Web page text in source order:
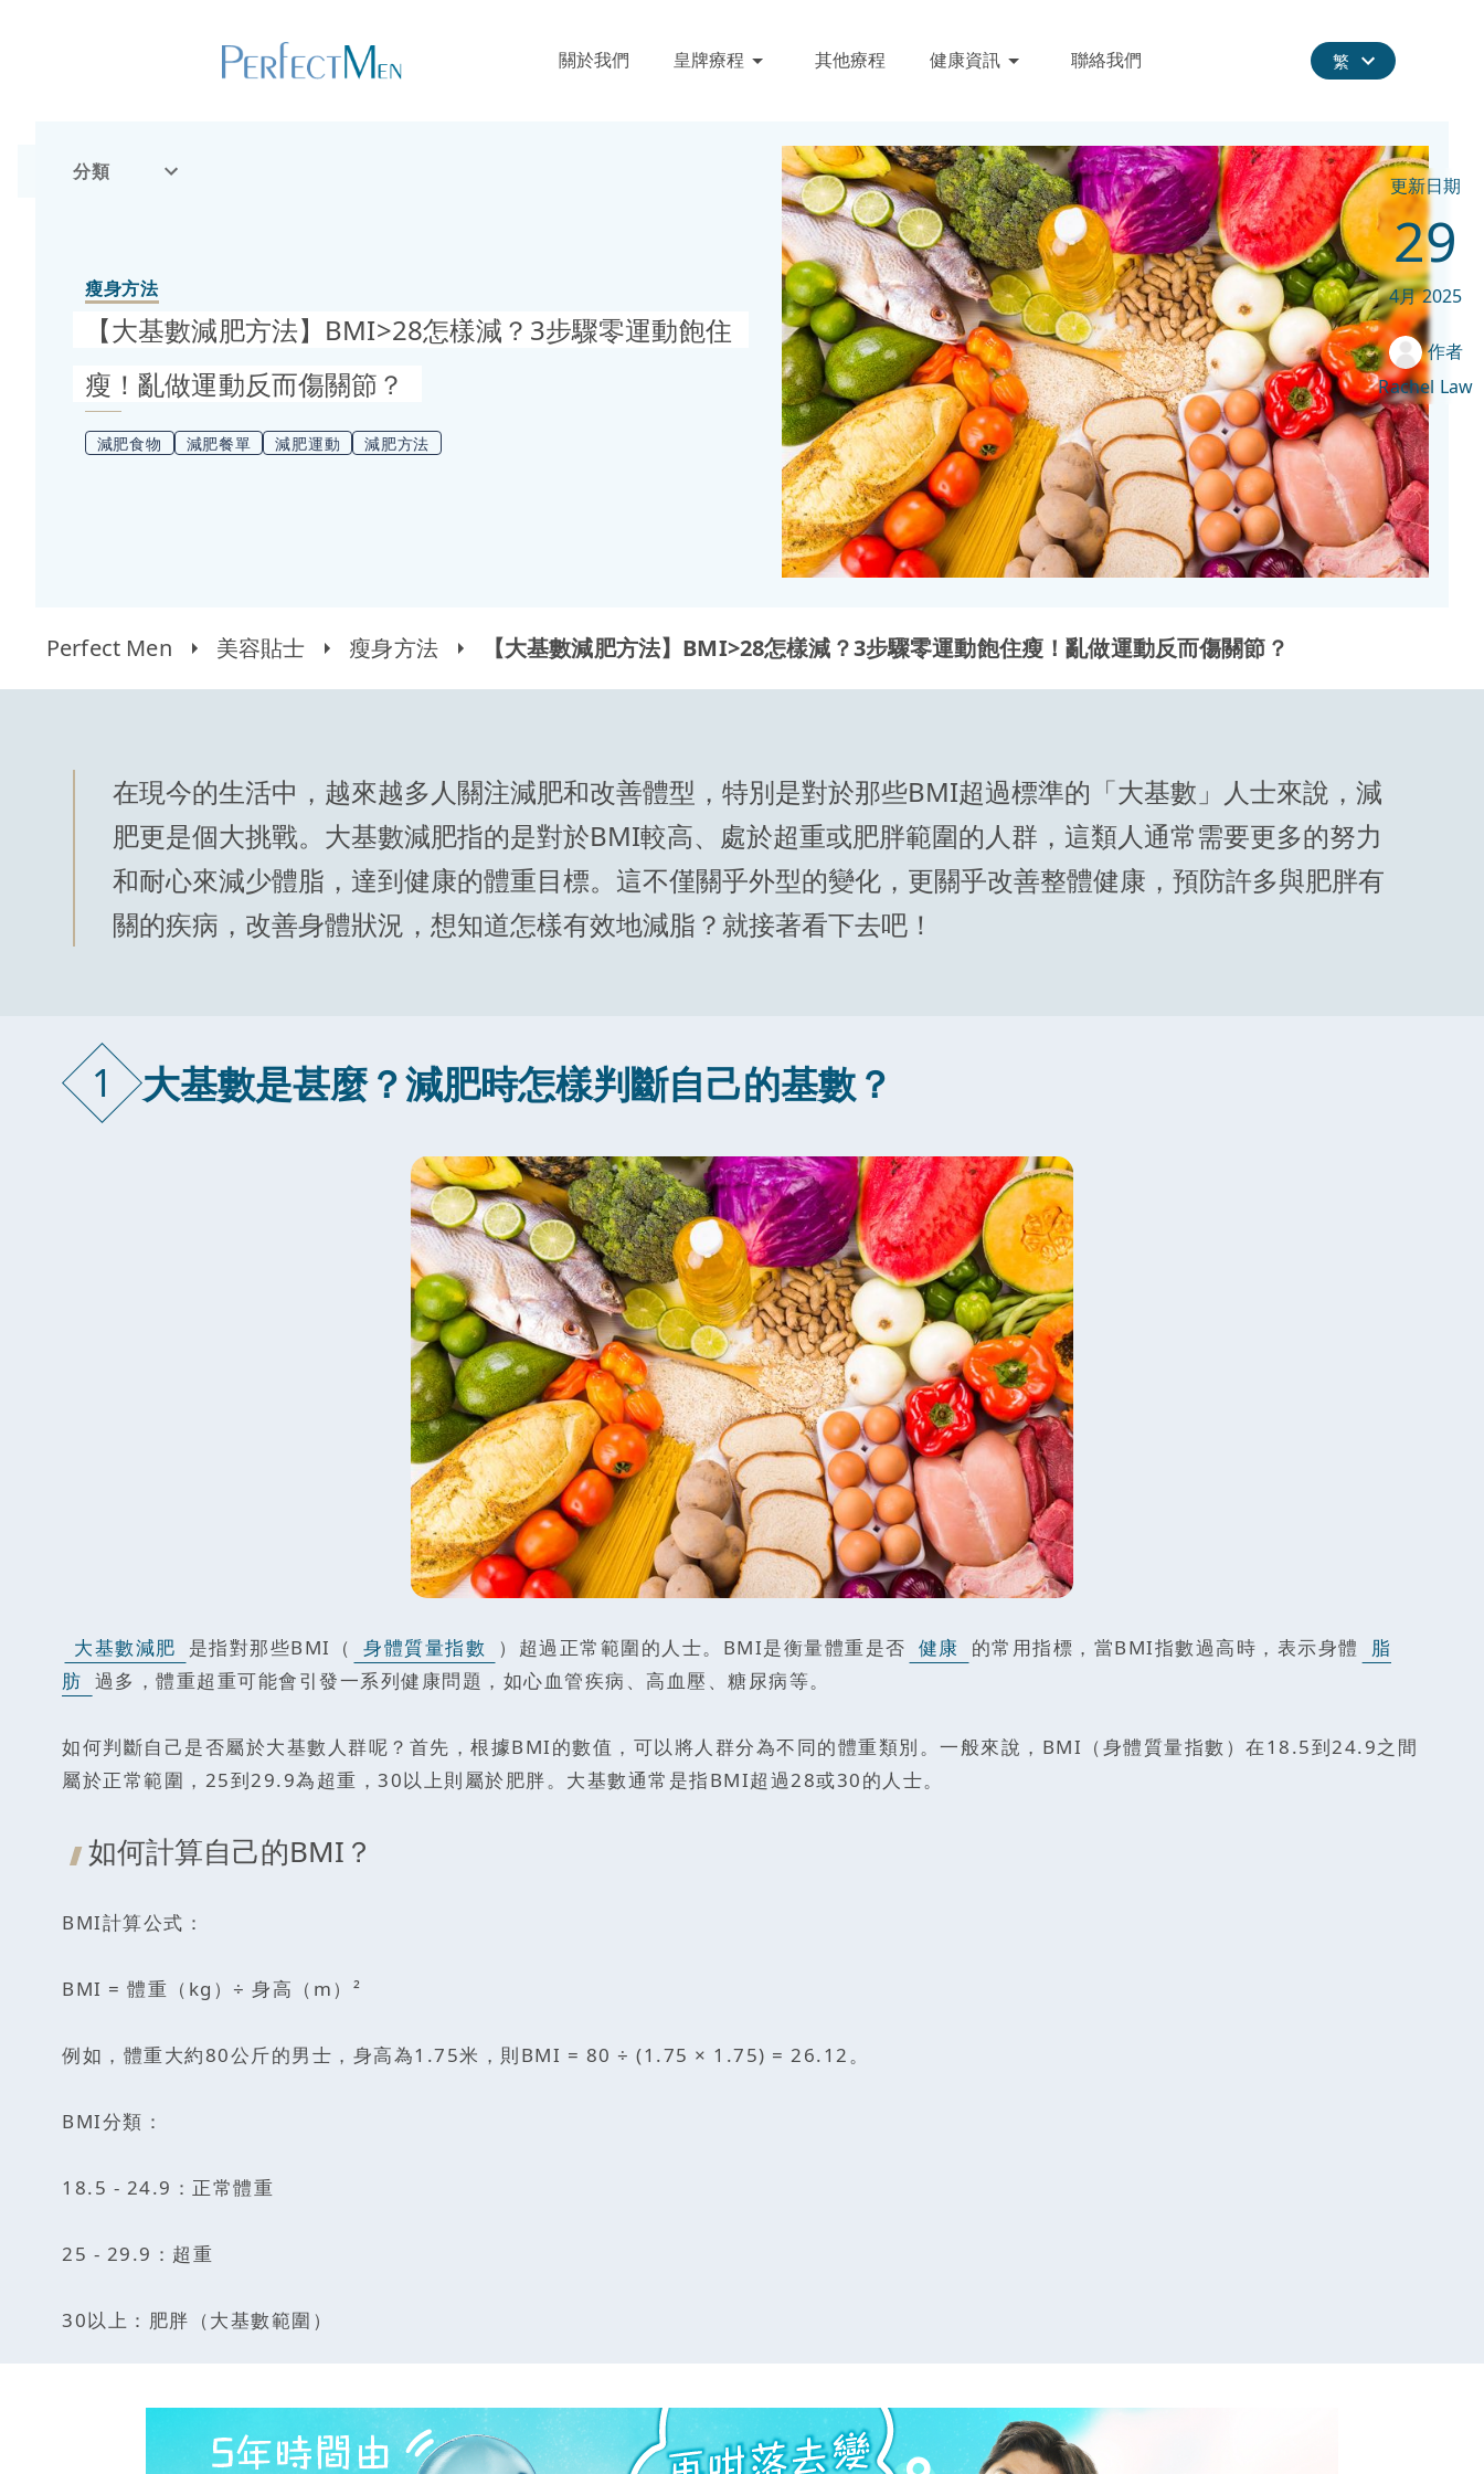
分類 更新日期
29
4月2025
作者
Rachel Law
關於我們 皇牌療程 其他療程 健康資訊 聯絡我們 繁
瘦身方法
【大基數減肥方法】BMI>28怎樣減？3步驟零運動飽住
瘦！亂做運動反而傷關節？
減肥食物 減肥餐單 減肥運動 減肥方法
Perfect Men 美容貼士 瘦身方法 【大基數減肥方法】BMI>28怎樣減？3步驟零運動飽住瘦！亂做運動反而傷關節？
在現今的生活中，越來越多人關注減肥和改善體型，特別是對於那些BMI超過標準的「大基數」人士來說，減
肥更是個大挑戰。大基數減肥指的是對於BMI較高、處於超重或肥胖範圍的人群，這類人通常需要更多的努力
和耐心來減少體脂，達到健康的體重目標。這不僅關乎外型的變化，更關乎改善整體健康，預防許多與肥胖有
關的疾病，改善身體狀況，想知道怎樣有效地減脂？就接著看下去吧！
1 大基數是甚麼？減肥時怎樣判斷自己的基數？
大基數減肥 是指對那些BMI（ 身體質量指數 ）超過正常範圍的人士。BMI是衡量體重是否 健康 的常用指標，當BMI指數過高時，表示身體
脂
肪 過多，體重超重可能會引發一系列健康問題，如心血管疾病、高血壓、糖尿病等。
如何判斷自己是否屬於大基數人群呢？首先，根據BMI的數值，可以將人群分為不同的體重類別。一般來說，BMI（身體質量指數）在18.5到24.9之間
屬於正常範圍，25到29.9為超重，30以上則屬於肥胖。大基數通常是指BMI超過28或30的人士。
如何計算自己的BMI？
BMI計算公式：
BMI = 體重（kg）÷ 身高（m）²
例如，體重大約80公斤的男士，身高為1.75米，則BMI = 80 ÷ (1.75 × 1.75) = 26.12。
BMI分類：
18.5 - 24.9：正常體重
25 - 29.9：超重
30以上：肥胖（大基數範圍）